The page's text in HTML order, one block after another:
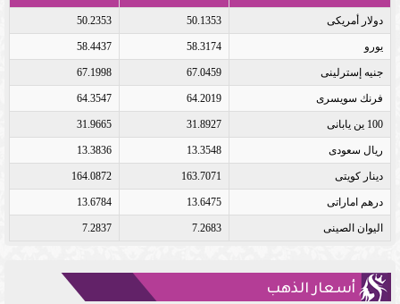
دولار أمريكى 50.1353
50.2353
يورو 58.3174
58.4437
جنيه إسترلينى 67.0459
67.1998
فرنك سويسرى 64.2019
64.3547
100 ين يابانى 31.8927
31.9665
ريال سعودى 13.3548
13.3836
دينار كويتى 163.7071
164.0872
درهم اماراتى 13.6475
13.6784
اليوان الصينى 7.2683
7.2837
أسعار الذهب